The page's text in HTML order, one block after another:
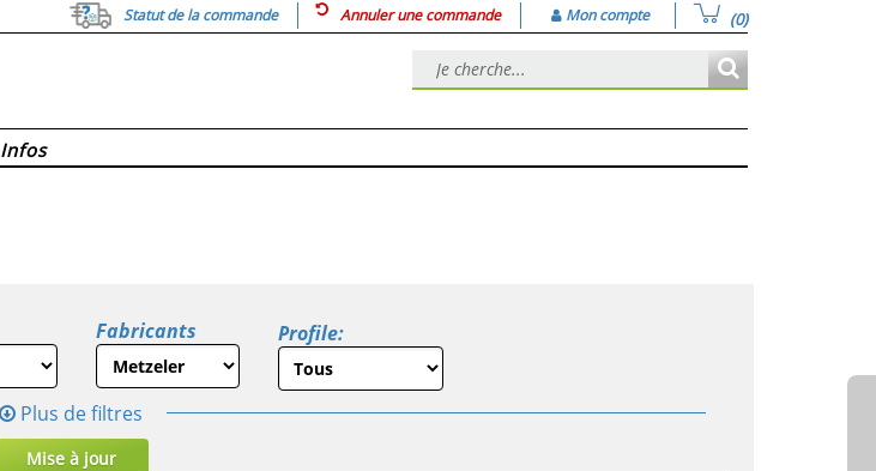
Statut de la commande Annuler une commande Mon compte (0)
Infos
Fabricants Profile:
Plus de filtres
Mise à jour